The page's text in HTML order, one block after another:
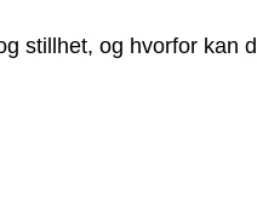
stillhet, og hvorfor